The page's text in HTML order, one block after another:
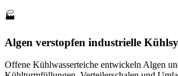
🏭
Algen verstopfen industrielle
Offene Kühlwasserteiche entwickeln Algen